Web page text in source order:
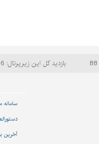
بازدید کل این زیرپرتال: 5016
سامانه
آخرین